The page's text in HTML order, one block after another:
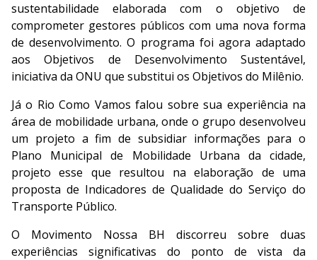
sustentabilidade elaborada com o objetivo de
comprometer gestores públicos com uma nova forma
de desenvolvimento. O programa foi agora adaptado
aos Objetivos de Desenvolvimento Sustentável,
iniciativa da ONU que substitui os Objetivos do Milênio.
Já o Rio Como Vamos falou sobre sua experiência na
área de mobilidade urbana, onde o grupo desenvolveu
um projeto a fim de subsidiar informações para o
Plano Municipal de Mobilidade Urbana da cidade,
projeto esse que resultou na elaboração de uma
proposta de Indicadores de Qualidade do Serviço do
Transporte Público.
O Movimento Nossa BH discorreu sobre duas
experiências significativas do ponto de vista da